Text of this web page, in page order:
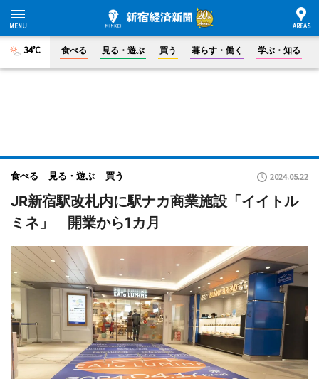
34°C 食べる 見る・遊ぶ 買う 暮らす・働く 学ぶ・知る
食べる 見る・遊ぶ 買う 2024.05.22
JR新宿駅改札内に駅ナカ商業施設「イイトル
ミネ」 開業から1カ月